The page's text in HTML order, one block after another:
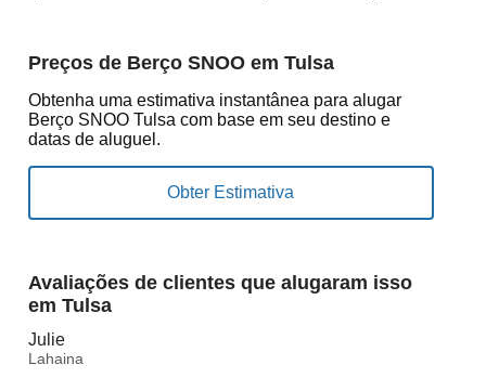
Preços de Berço SNOO em Tulsa
Obtenha uma estimativa instantânea para alugar
Berço SNOO Tulsa com base em seu destino e
datas de aluguel.
Avaliações de clientes que alugaram isso
em Tulsa
Julie
Lahaina